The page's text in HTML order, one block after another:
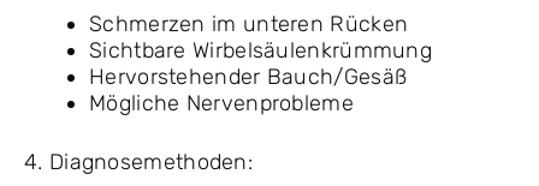
Schmerzen im unteren Rücken
Sichtbare Wirbelsäulenkrümmung
Hervorstehender Bauch/Gesäß
Mögliche Nervenprobleme
4. Diagnosemethoden: